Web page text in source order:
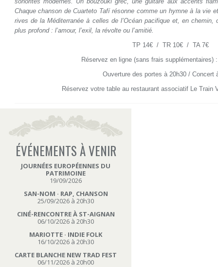
Chaque chanson de Cuarteto Tafí résonne comme un hymne à la vie
rives de la Méditerranée à celles de l’Océan pacifique et, en chemin,
plus profond : l’amour, l’exil, la révolte ou l’amitié.
TP 14€ / TR 10€ / TA 7€
Réservez en ligne (sans frais supplémentaires)
Ouverture des portes à 20h30 / Concert
Réservez votre table au restaurant associatif Le Train
ÉVÉNEMENTS À VENIR
JOURNÉES EUROPÉENNES DU
PATRIMOINE
19/09/2026
SAN-NOM · RAP, CHANSON
25/09/2026 à 20h30
CINÉ-RENCONTRE À ST-AIGNAN
06/10/2026 à 20h30
MARIOTTE · INDIE FOLK
16/10/2026 à 20h30
CARTE BLANCHE NEW TRAD FEST
06/11/2026 à 20h00